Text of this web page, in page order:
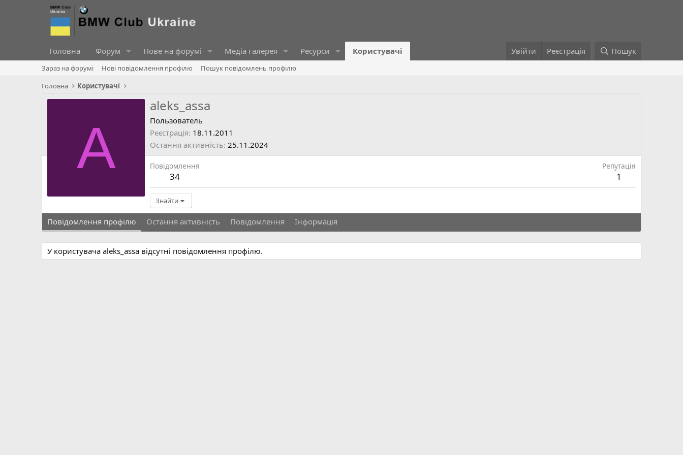
Головна Форум Нове на форумі Медіа галерея Ресурси Користувачі Увійти Реєстрація Пошук
Зараз на форумі Нові повідомлення профілю
Пошук повідомлень профілю
Головна
Користувачі
A
aleks_assa
Пользователь
Реєстрація 18.11.2011
Остання активність 25.11.2024
Повідомлення
34
Репутація
1
Знайти
Повідомлення профілю Остання активність Повідомлення Інформація
У користувача aleks_assa відсутні повідомлення профілю.